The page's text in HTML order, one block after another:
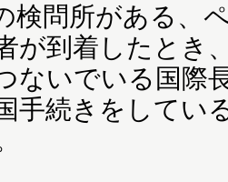
検問所がある、
が到着したとき
ないでいる国際
手続きをしてい